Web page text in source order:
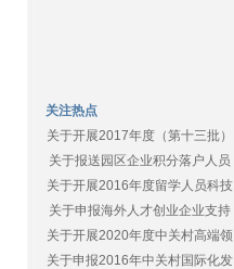
关注热点
关于开展2017年度（第十三批）
关于报送园区企业积分落户人员
关于开展2016年度留学人员科技
关于申报海外人才创业企业支持
关于开展2020年度中关村高端领
关于申报2016年中关村国际化发